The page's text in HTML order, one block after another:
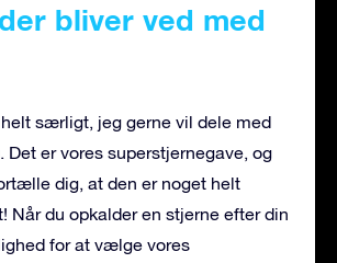
bliver ved med
særligt, jeg gerne vil dele med
Det er vores superstjernegave, og
dig, at den er noget helt
Når du opkalder en stjerne efter din
for at vælge vores